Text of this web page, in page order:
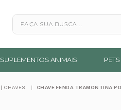
Faça sua busca...
SUPLEMENTOS ANIMAIS PETS
CHAVES CHAVE FENDA TRAMONTINA